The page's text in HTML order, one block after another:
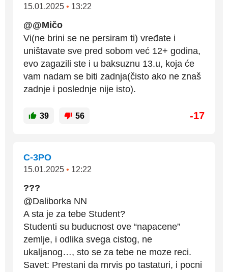
15.01.2025 • 13:22
@@Mičo
Vi(ne brini se ne persiram ti) vređate i
uništavate sve pred sobom već 12+ godina,
evo zagazili ste i u baksuznu 13.u, koja će
vam nadam se biti zadnja(čisto ako ne znaš
zadnje i poslednje nije isto).
39 56 -17
C-3PO
15.01.2025 • 12:22
???
@Daliborka NN
A sta je za tebe Student?
Studenti su buducnost ove “napacene”
zemlje, i odlika svega cistog, ne
ukaljanog…, sto se za tebe ne moze reci.
Savet: Prestani da mrvis po tastaturi, i pocni